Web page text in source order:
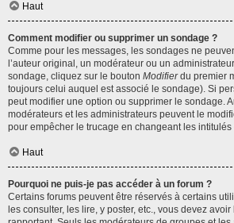
Haut
Comment modifier ou supprimer un sondage ?
Comme pour les messages, les sondages ne
l’auteur original, un modérateur ou un
sondage, cliquez sur le bouton Modifierdu premier
toujours celui auquel est associé le sondage). Si
peut modifier une option ou supprimer le sondage.
modérateurs et les administrateurs peuvent le
pour empêcher le trucage en changeant les
Haut
Pourquoi ne puis-je pas accéder à un forum ?
Certains forums peuvent être réservés à certains
les consulter, les lire, y poster, etc., vous devez avoir